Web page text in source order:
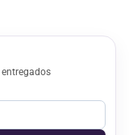
entregados